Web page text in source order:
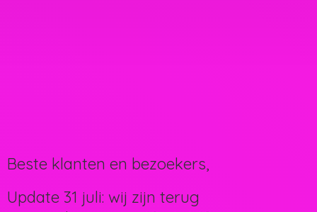
Beste klanten en bezoekers,
Update 31 juli: wij zijn terug